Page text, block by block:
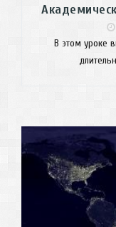
В этом уроке